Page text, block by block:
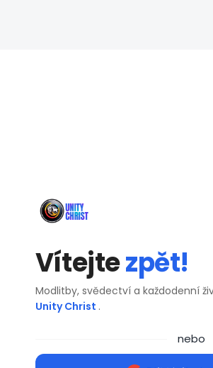
Vítejtezpět!
Modlitby, svědectví a každodenní
Unity Christ .
nebo